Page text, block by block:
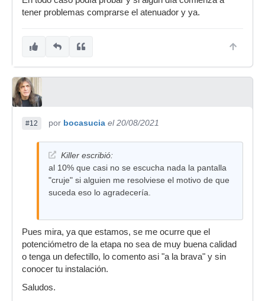
tener problemas comprarse el atenuador y ya.
#12 por bocasucia el 20/08/2021
Killer escribió:
al 10% que casi no se escucha nada la pantalla
"cruje" si alguien me resolviese el motivo de que
suceda eso lo agradecería.
Pues mira, ya que estamos, se me ocurre que el
potenciómetro de la etapa no sea de muy buena calidad
o tenga un defectillo, lo comento asi "a la brava" y sin
conocer tu instalación.
Saludos.